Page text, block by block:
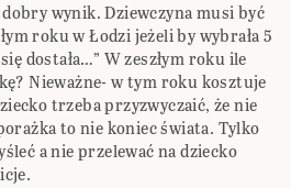
wynik. Dziewczyna musi być
roku w Łodzi jeżeli by wybrała 5
dostała…” W zeszłym roku ile
Nieważne- w tym roku kosztuje
trzeba przyzwyczaić, że nie
to nie koniec świata. Tylko
a nie przelewać na dziecko